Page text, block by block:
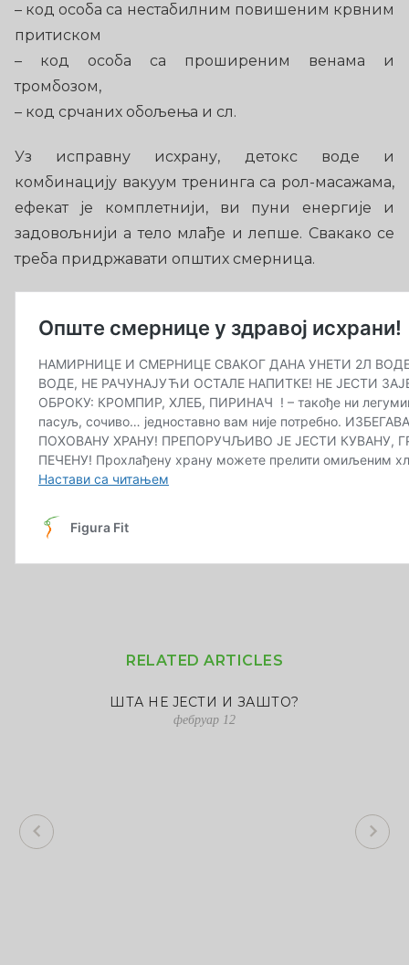
– код особа са нестабилним повишеним крвним
притиском
– код особа са проширеним венама и
тромбозом,
– код срчаних обољења и сл.
Уз исправну исхрану, детокс воде и
комбинацију вакуум тренинга са рол-масажама,
ефекат је комплетнији, ви пуни енергије и
задовољнији а тело млађе и лепше. Свакако се
треба придржавати општих смерница.
RELATED ARTICLES
ШТА НЕ ЈЕСТИ И ЗАШТО?
фебруар 12